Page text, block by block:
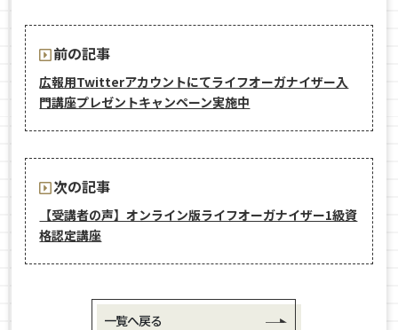
前の記事
広報用Twitterアカウントにてライフオーガナイザー入
門講座プレゼントキャンペーン実施中
次の記事
【受講者の声】オンライン版ライフオーガナイザー1級資
格認定講座
一覧へ戻る